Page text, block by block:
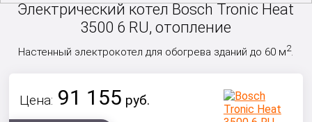
Электрический котел Bosch Tronic Heat
3500 6 RU, отопление
Настенный электрокотел для обогрева зданий до 60 м2.
Цена: 91 155 руб.